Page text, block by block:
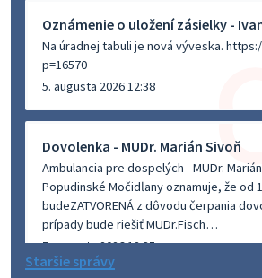
Oznámenie o uložení zásielky -
Na úradnej tabuli je nová výveska.
p=16570
5. augusta 2026 12:38
Dovolenka - MUDr. Marián Sivoň
Ambulancia pre dospelých - MUDr.
Popudinské Močidľany oznamuje, že od
budeZATVORENÁ z dôvodu čerpania
prípady bude riešiť MUDr.Fisch…
5. augusta 2026 12:35
Staršie správy